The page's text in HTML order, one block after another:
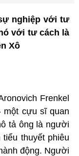
nghiệp với tư
với tư cách là
Xô
Frenkel
một cựu sĩ quan
tả ông là người
thuyết phiêu
động. Người